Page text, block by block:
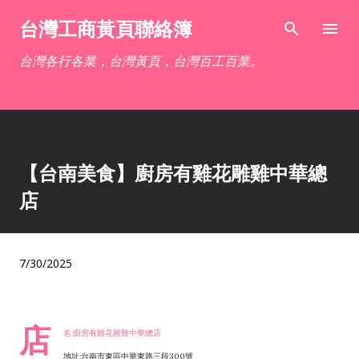
跳到主要內容
台灣工商黃頁聯絡簿
台灣各行各業，台灣黃頁，台灣百工百業。
【台南美食】廚房有雞花雕雞中華總
店
7/30/2025
店 名:廚房有雞花雕雞中華總店
地址:台南市東區中華東路三段300號